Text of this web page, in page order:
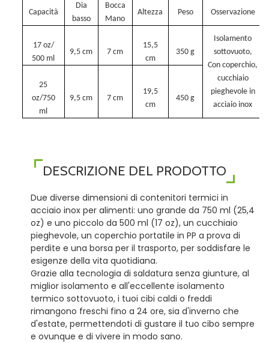
Capacità
Dia
basso
Bocca
Mano
Altezza Peso Osservazione
17 oz/
500 ml
9,5 cm 7 cm
15,5
cm
350 g
Isolamento
sottovuoto,
Con coperchio,
cucchiaio
pieghevole in
acciaio inox
25
oz/750
ml
9,5 cm 7 cm
19,5
cm
450 g
DESCRIZIONE DEL PRODOTTO
Due diverse dimensioni di contenitori termici in
acciaio inox per alimenti: uno grande da 750 ml (25,4
oz) e uno piccolo da 500 ml (17 oz), un cucchiaio
pieghevole, un coperchio portatile in PP a prova di
perdite e una borsa per il trasporto, per soddisfare le
esigenze della vita quotidiana.
Grazie alla tecnologia di saldatura senza giunture, al
miglior isolamento e all'eccellente isolamento
termico sottovuoto, i tuoi cibi caldi o freddi
rimangono freschi fino a 24 ore, sia d'inverno che
d'estate, permettendoti di gustare il tuo cibo sempre
e ovunque e di vivere in modo sano.